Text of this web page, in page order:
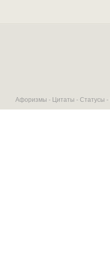
Афоризмы - Цитаты -Статусы -